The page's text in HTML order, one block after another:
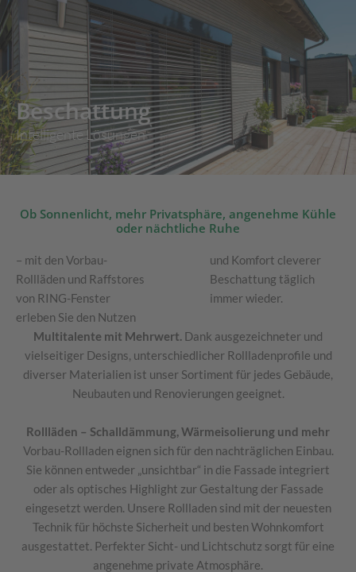
Zum
Inhalt
springen
Beschattung
Intelligente Lösungen
Ob Sonnenlicht, mehr Privatsphäre, angenehme Kühle
oder nächtliche Ruhe
– mit den Vorbau-
Rollläden und Raffstores
von RING-Fenster
erleben Sie den Nutzen
und Komfort cleverer
Beschattung täglich
immer wieder.
Multitalente mit Mehrwert. Dank ausgezeichneter und
vielseitiger Designs, unterschiedlicher Rollladenprofile und
diverser Materialien ist unser Sortiment für jedes Gebäude,
Neubauten und Renovierungen geeignet.
Rollläden – Schalldämmung, Wärmeisolierung und mehr
Vorbau-Rollladen eignen sich für den nachträglichen Einbau.
Sie können entweder „unsichtbar“ in die Fassade integriert
oder als optisches Highlight zur Gestaltung der Fassade
eingesetzt werden. Unsere Rollladen sind mit der neuesten
Technik für höchste Sicherheit und besten Wohnkomfort
ausgestattet. Perfekter Sicht- und Lichtschutz sorgt für eine
angenehme private Atmosphäre.